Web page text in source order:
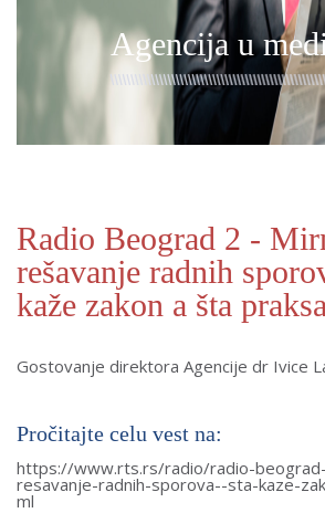
Agencija u
Radio Beograd 2 -
rešavanje radnih
kaže zakon a šta praksa
Gostovanje direktora Agencije dr Ivice
Pročitajte celu vest na:
https://www.rts.rs/radio/radio-
resavanje-radnih-sporova--sta-kaze-
ml